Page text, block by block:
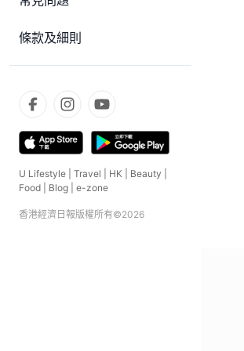
條款及細則
U Lifestyle Travel HK Beauty
Food
Blog e-zone
香港經濟日報版權所有©2026